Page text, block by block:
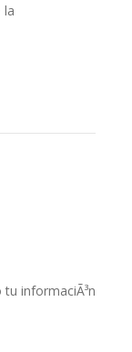
la
informaciÃ³n